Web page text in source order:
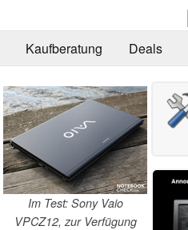
Kaufberatung Deals
Im Test: Sony Vaio
VPCZ12, zur Verfügung